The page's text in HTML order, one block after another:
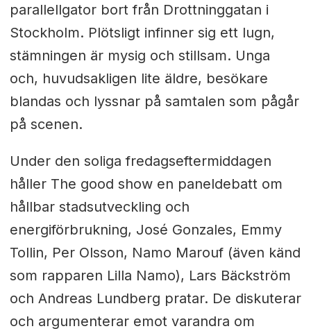
parallellgator bort från Drottninggatan i
Stockholm. Plötsligt infinner sig ett lugn,
stämningen är mysig och stillsam. Unga
och, huvudsakligen lite äldre, besökare
blandas och lyssnar på samtalen som pågår
på scenen.
Under den soliga fredagseftermiddagen
håller The good show en paneldebatt om
hållbar stadsutveckling och
energiförbrukning, José Gonzales, Emmy
Tollin, Per Olsson, Namo Marouf (även känd
som rapparen Lilla Namo), Lars Bäckström
och Andreas Lundberg pratar. De diskuterar
och argumenterar emot varandra om